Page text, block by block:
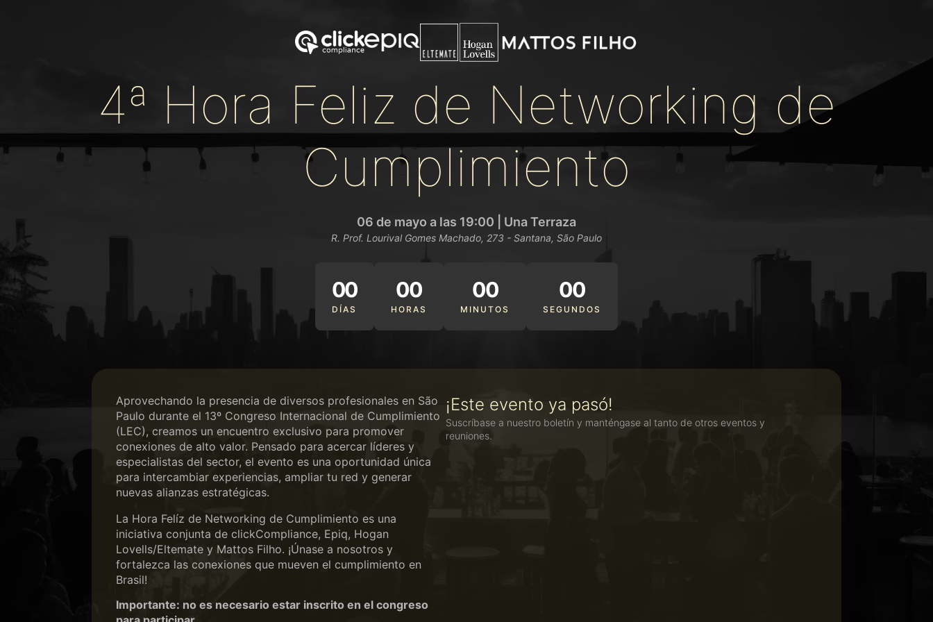
4ª Hora Feliz de Networking de
Cumplimiento
06 de mayo a las 19:00 | Una Terraza
R. Prof. Lourival Gomes Machado, 273 - Santana, São Paulo
00
DÍAS
00
HORAS
00
MINUTOS
00
SEGUNDOS
Aprovechando la presencia de diversos profesionales en São
Paulo durante el 13º Congreso Internacional de Cumplimiento
(LEC), creamos un encuentro exclusivo para promover
conexiones de alto valor. Pensado para acercar líderes y
especialistas del sector, el evento es una oportunidad única
para intercambiar experiencias, ampliar tu red y generar
nuevas alianzas estratégicas.
La Hora Felíz de Networking de Cumplimiento es una
iniciativa conjunta de clickCompliance, Epiq, Hogan
Lovells/Eltemate y Mattos Filho. ¡Únase a nosotros y
fortalezca las conexiones que mueven el cumplimiento en
Brasil!
Importante: no es necesario estar inscrito en el congreso
¡Este evento ya pasó!
Suscríbase a nuestro boletín y manténgase al tanto de otros eventos y
reuniones.